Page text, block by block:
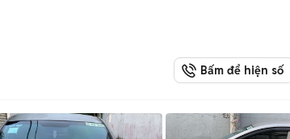
Bấm để hiện số